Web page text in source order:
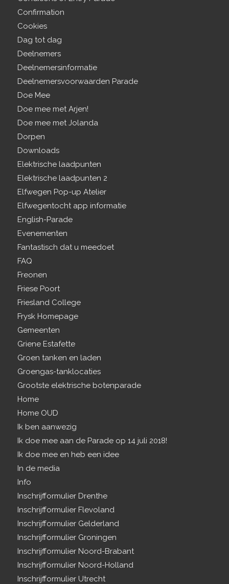
Confirmation
Cookies
Dag tot dag
Deelnemers
Deelnemersinformatie
Deelnemersvoorwaarden Parade
Doe Mee
Doe mee met Arjen!
Doe mee met Jolanda
Dorpen
Downloads
Elektrische laadpunten
Elektrische laadpunten 2
Elfwegen Pop-up Atelier
Elfwegentocht app informatie
English-Parade
Evenementen
Fantastisch dat u meedoet
FAQ
Freonen
Friese Poort
Friesland College
Frysk Homepage
Gemeenten
Griene Estafette
Groen tanken en laden
Groengas-tanklocaties
Grootste elektrische botenparade
Home
Home OUD
Ik ben aanwezig
Ik doe mee aan de Parade op 14 juli 2018!
Ik doe mee en heb een idee
In de media
Info
Inschrijfformulier Drenthe
Inschrijfformulier Flevoland
Inschrijfformulier Gelderland
Inschrijfformulier Groningen
Inschrijfformulier Noord-Brabant
Inschrijfformulier Noord-Holland
Inschrijfformulier Utrecht